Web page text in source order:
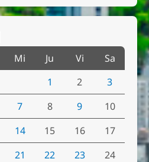
Mi Ju Vi
Sa
1
2
3
7 8 9
10
14 15 16
17
21 22 23
24